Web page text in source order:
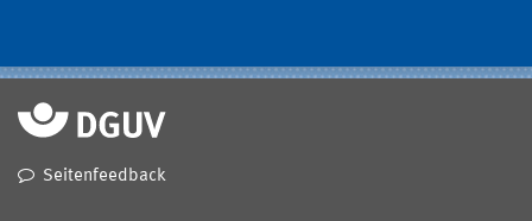
Seitenfeedback